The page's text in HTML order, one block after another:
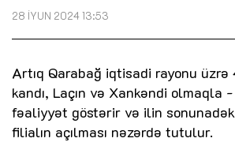
28 İYUN 2024 13:53
Artıq Qarabağ iqtisadi rayonu üzrə
kandı, Laçın və Xankəndi olmaqla
fəaliyyət göstərir və ilin
filialın açılması nəzərdə tutulur.